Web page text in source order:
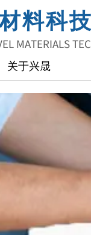
料科
MATERIALS
关于兴晟